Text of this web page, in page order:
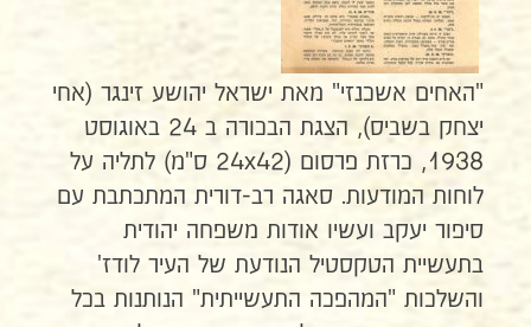
"האחים אשכנזי" מאת ישראל יהושע זינגר (אחי
יצחק בשביס), הצגת הבכורה ב 24 באוגוסט
1938, כרזת פרסום (24x42 ס"מ) לתליה על
לוחות המודעות. סאגה רב-דורית המתכתבת עם
סיפור יעקב ועשיו אודות משפחה יהודית
בתעשיית הטקסטיל הנודעת של העיר לודז'
והשלכות "המהפכה התעשייתית" הנותנות בכל